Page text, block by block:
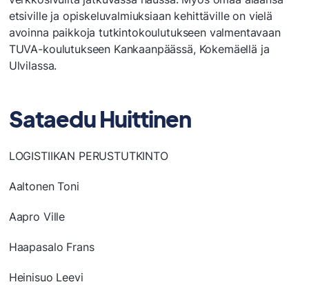
etsiville ja opiskeluvalmiuksiaan kehittäville on vielä
avoinna paikkoja tutkintokoulutukseen valmentavaan
TUVA-koulutukseen Kankaanpäässä, Kokemäellä ja
Ulvilassa.
Sataedu Huittinen
LOGISTIIKAN PERUSTUTKINTO
Aaltonen Toni
Aapro Ville
Haapasalo Frans
Heinisuo Leevi